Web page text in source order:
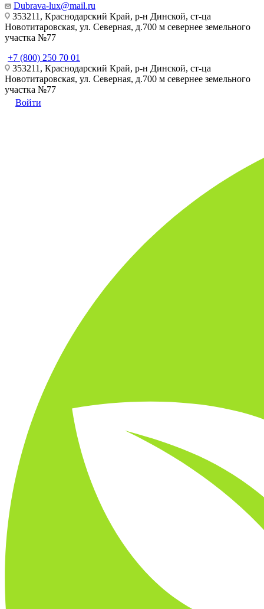
Dubrava-lux@mail.ru
353211, Краснодарский Край, р-н Динской, ст-ца
Новотитаровская, ул. Северная, д.700 м севернее земельного
участка №77
+7 (800) 250 70 01
353211, Краснодарский Край, р-н Динской, ст-ца
Новотитаровская, ул. Северная, д.700 м севернее земельного
участка №77
Войти